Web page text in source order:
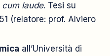
cum laude. Tesi su
(relatore: prof. Alviero
all’Università di